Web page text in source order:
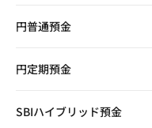
円普通預金
円定期預金
SBIハイブリッド預金